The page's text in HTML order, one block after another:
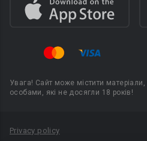
Увага! Сайт може містити
особами, які не досягли 18 років!
Privacy policy